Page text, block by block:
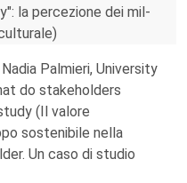
la percezione dei mil-
Palmieri, University
do stakeholders
(Il valore
sostenibile nella
Un caso di studio